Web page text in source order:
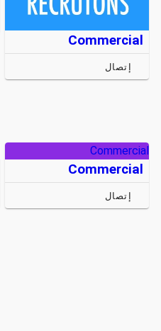
Commercial
إتصال
Commercial
Commercial
إتصال